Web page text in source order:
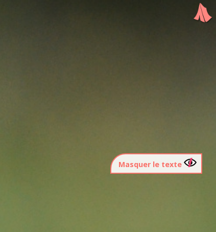
Masquer le texte